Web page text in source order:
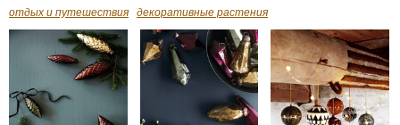
отдых и путешествия декоративные растения